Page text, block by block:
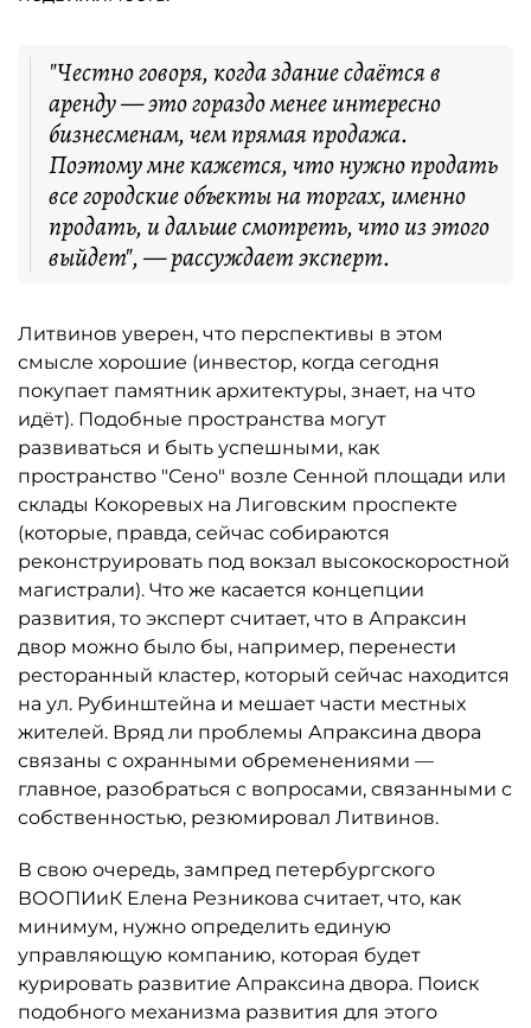
"Честно говоря, когда здание сдаётся в
аренду — это гораздо менее интересно
бизнесменам, чем прямая продажа.
Поэтому мне кажется, что нужно продать
все городские объекты на торгах, именно
продать, и дальше смотреть, что из этого
выйдет", — рассуждает эксперт.
Литвинов уверен, что перспективы в этом
смысле хорошие (инвестор, когда сегодня
покупает памятник архитектуры, знает, на что
идёт). Подобные пространства могут
развиваться и быть успешными, как
пространство "Сено" возле Сенной площади или
склады Кокоревых на Лиговским проспекте
(которые, правда, сейчас собираются
реконструировать под вокзал высокоскоростной
магистрали). Что же касается концепции
развития, то эксперт считает, что в Апраксин
двор можно было бы, например, перенести
ресторанный кластер, который сейчас находится
на ул. Рубинштейна и мешает части местных
жителей. Вряд ли проблемы Апраксина двора
связаны с охранными обременениями —
главное, разобраться с вопросами, связанными с
собственностью, резюмировал Литвинов.
В свою очередь, зампред петербургского
ВООПИиК Елена Резникова считает, что, как
минимум, нужно определить единую
управляющую компанию, которая будет
курировать развитие Апраксина двора. Поиск
подобного механизма развития для этого